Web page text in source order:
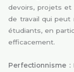
devoirs, projets et
de travail qui peut
étudiants, en
efficacement.
Perfectionnisme :